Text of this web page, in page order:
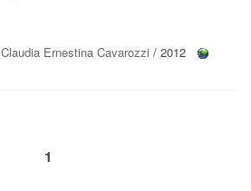
Claudia Ernestina Cavarozzi / 2012
1